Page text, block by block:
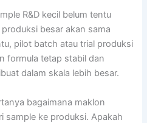
R&D kecil belum tentu
besar akan sama
pilot batch atau trial produksi
formula tetap stabil dan
dalam skala lebih besar.
bagaimana maklon
sample ke produksi. Apakah